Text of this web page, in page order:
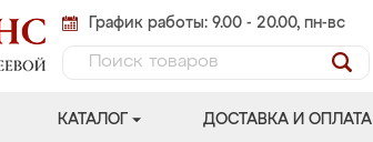
График работы: 9.00 - 20.00, пн-вс
КАТАЛОГ ДОСТАВКА И ОПЛАТА